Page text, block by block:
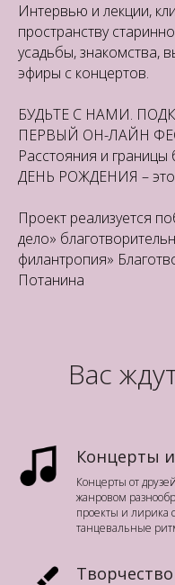
Интервью и лекции,
пространству
усадьбы, знакомства,
эфиры с концертов.
БУДЬТЕ С НАМИ.
ПЕРВЫЙ ОН-ЛАЙН
Расстояния и
ДЕНЬ РОЖДЕНИЯ – это
Проект реализуется
дело»
филантропия»
Потанина
Вас
Концерты и
Концерты от
жанровом
проекты и лирика
танцевальные
Творчество